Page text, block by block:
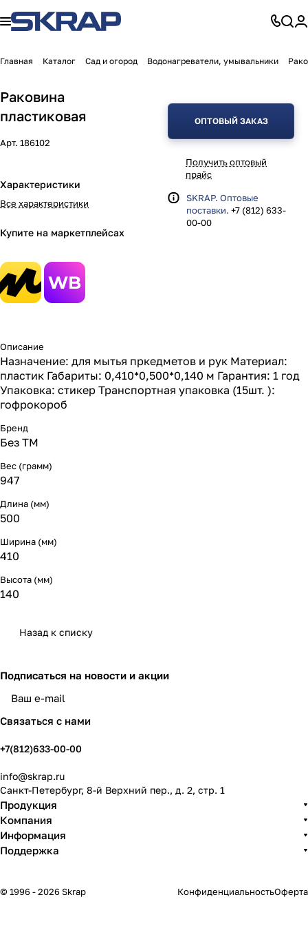
Главная Каталог Сад и огород Водонагреватели, умывальники
Раковина
пластиковая
Арт. 186102
Характеристики
Все характеристики
Купите на маркетплейсах
ОПТОВЫЙ ЗАКАЗ
Получить оптовый
прайс
SKRAP. Оптовые
поставки. +7 (812) 633-
00-00
Описание
Назначение: для мытья пркедметов и рук Материал:
пластик Габариты: 0,410*0,500*0,140 м Гарантия: 1 год
Упаковка: стикер Транспортная упаковка (15шт. ):
гофрокороб
Бренд
Без ТМ
Вес (грамм)
947
Длина (мм)
500
Ширина (мм)
410
Высота (мм)
140
Назад к списку
Подписаться на новости и акции
Связаться с нами
+7(812)633-00-00
info@skrap.ru
Санкт-Петербург, 8-й Верхний пер., д. 2, стр. 1
Продукция
Компания
Информация
Поддержка
© 1996 - 2026 Skrap КонфиденциальностьОферта